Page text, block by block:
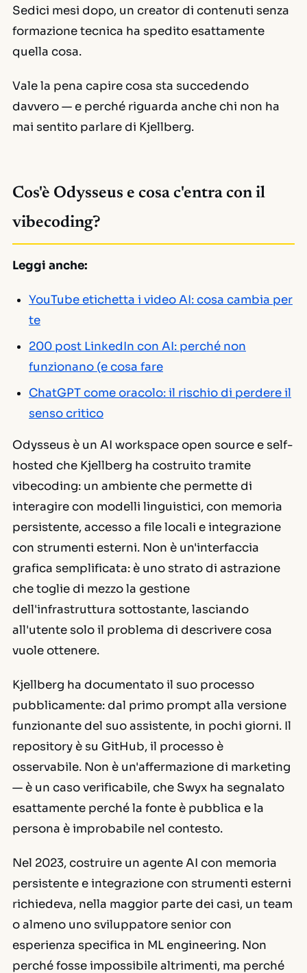
Sedici mesi dopo, un creator di contenuti senza
formazione tecnica ha spedito esattamente
quella cosa.
Vale la pena capire cosa sta succedendo
davvero — e perché riguarda anche chi non ha
mai sentito parlare di Kjellberg.
Cos'è Odysseus e cosa c'entra con il
vibecoding?
Leggi anche:
YouTube etichetta i video AI: cosa cambia per
te
200 post LinkedIn con AI: perché non
funzionano (e cosa fare
ChatGPT come oracolo: il rischio di perdere il
senso critico
Odysseus è un AI workspace open source e self-
hosted che Kjellberg ha costruito tramite
vibecoding: un ambiente che permette di
interagire con modelli linguistici, con memoria
persistente, accesso a file locali e integrazione
con strumenti esterni. Non è un'interfaccia
grafica semplificata: è uno strato di astrazione
che toglie di mezzo la gestione
dell'infrastruttura sottostante, lasciando
all'utente solo il problema di descrivere cosa
vuole ottenere.
Kjellberg ha documentato il suo processo
pubblicamente: dal primo prompt alla versione
funzionante del suo assistente, in pochi giorni. Il
repository è su GitHub, il processo è
osservabile. Non è un'affermazione di marketing
— è un caso verificabile, che Swyx ha segnalato
esattamente perché la fonte è pubblica e la
persona è improbabile nel contesto.
Nel 2023, costruire un agente AI con memoria
persistente e integrazione con strumenti esterni
richiedeva, nella maggior parte dei casi, un team
o almeno uno sviluppatore senior con
esperienza specifica in ML engineering. Non
perché fosse impossibile altrimenti, ma perché